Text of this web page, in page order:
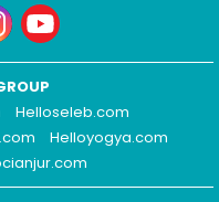
Helloseleb.com
Helloyogya.com